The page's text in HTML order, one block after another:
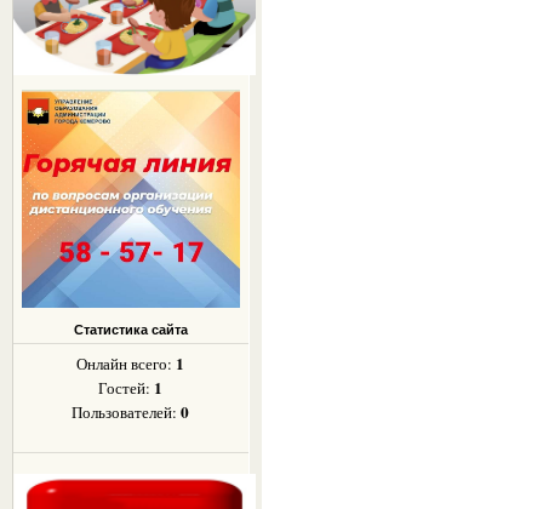
Статистика сайта
Онлайн всего: 1
Гостей: 1
Пользователей:0